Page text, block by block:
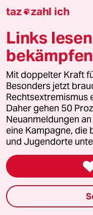
Mehr taz Lesestoff
taz Blogs
taz FUTURZWEI
Le Monde
taz Archiv
Mehr taz
taz zahl ich
Links
bekämpfen
Mit doppelter Kraft
Besonders jetzt
Rechtsextremismus
Daher gehen 50
Neuanmeldungen
eine Kampagne, die
und Jugendorte